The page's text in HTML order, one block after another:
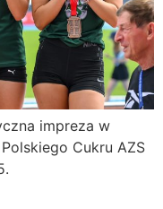
impreza w
Cukru AZS